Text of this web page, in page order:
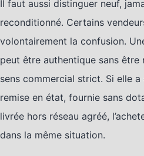
Il faut aussi distinguer neuf,
reconditionné. Certains
volontairement la confusion.
peut être authentique sans être
sens commercial strict. Si elle a
remise en état, fournie sans
livrée hors réseau agréé,
dans la même situation.